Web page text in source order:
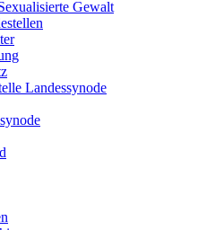
Gewalt
Landessynode